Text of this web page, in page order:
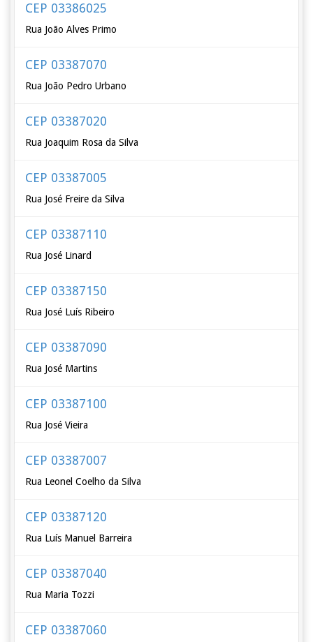
CEP 03386025
Rua João Alves Primo
CEP 03387070
Rua João Pedro Urbano
CEP 03387020
Rua Joaquim Rosa da Silva
CEP 03387005
Rua José Freire da Silva
CEP 03387110
Rua José Linard
CEP 03387150
Rua José Luís Ribeiro
CEP 03387090
Rua José Martins
CEP 03387100
Rua José Vieira
CEP 03387007
Rua Leonel Coelho da Silva
CEP 03387120
Rua Luís Manuel Barreira
CEP 03387040
Rua Maria Tozzi
CEP 03387060